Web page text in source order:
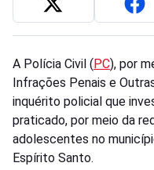
A Polícia Civil (PC), por
Infrações Penais e
inquérito policial que
praticado, por meio da
adolescentes no
Espírito Santo.